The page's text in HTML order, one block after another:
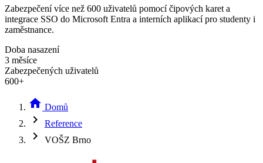
Zabezpečení více než 600 uživatelů pomocí čipových karet a
integrace SSO do Microsoft Entra a interních aplikací pro studenty i
zaměstnance.
Doba nasazení
3 měsíce
Zabezpečených uživatelů
600+
home Domů
chevron_right Reference
chevron_right VOŠZ Brno